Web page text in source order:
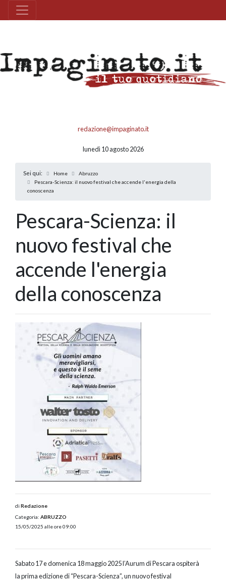
redazione@impaginato.it
lunedì 10 agosto 2026
Sei qui: Home
Abruzzo
Pescara-Scienza: il nuovo festival che accende l'energia della
conoscenza
Pescara-Scienza: il
nuovo festival che
accende l'energia
della conoscenza
di Redazione
Categoria: ABRUZZO
15/05/2025 alle ore 09:00
Sabato 17 e domenica 18 maggio 2025 l’Aurum di Pescara ospiterà
la prima edizione di “Pescara-Scienza”, un nuovo festival